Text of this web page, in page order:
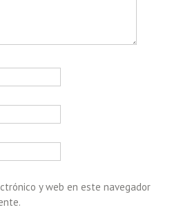
y web en este navegador